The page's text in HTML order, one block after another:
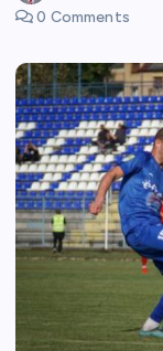
0 Comments